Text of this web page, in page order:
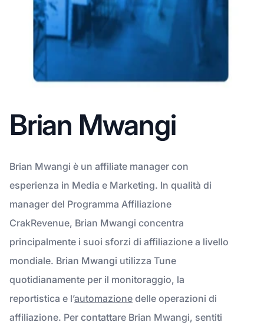
Brian Mwangi
Brian Mwangi è un affiliate manager con
esperienza in Media e Marketing. In qualità di
manager del Programma Affiliazione
CrakRevenue, Brian Mwangi concentra
principalmente i suoi sforzi di affiliazione a livello
mondiale. Brian Mwangi utilizza Tune
quotidianamente per il monitoraggio, la
reportistica e l’automazione delle operazioni di
affiliazione. Per contattare Brian Mwangi, sentiti